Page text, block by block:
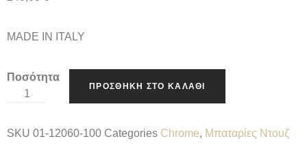
MADE IN ITALY
Ποσότητα
ΠΡΟΣΘΉΚΗ ΣΤΟ ΚΑΛΆΘΙ
SKU 01-12060-100 Categories Chrome, Μπαταρίες Ντουζ